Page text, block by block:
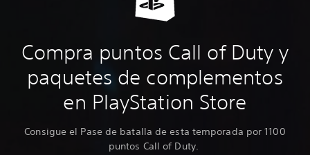
Compra puntos Call of Duty y
paquetes de complementos
en PlayStation Store
Consigue el Pase de batalla de esta temporada por 1100
puntos Call of Duty.